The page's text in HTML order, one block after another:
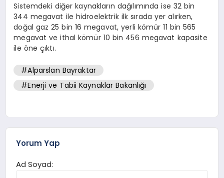
Sistemdeki diğer kaynakların dağılımında ise 32 bin
344 megavat ile hidroelektrik ilk sırada yer alırken,
doğal gaz 25 bin 16 megavat, yerli kömür 11 bin 565
megavat ve ithal kömür 10 bin 456 megavat kapasite
ile öne çıktı.
#Alparslan Bayraktar
#Enerji ve Tabii Kaynaklar Bakanlığı
Yorum Yap
Ad Soyad: